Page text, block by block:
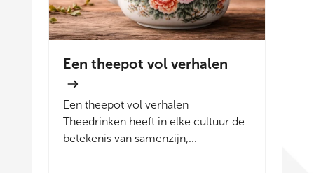
Een theepot vol verhalen
Een theepot vol verhalen
Theedrinken heeft in elke cultuur de
betekenis van samenzijn,...